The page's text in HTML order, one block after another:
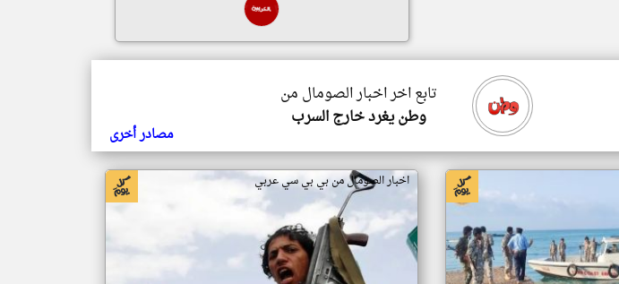
تابع اخر اخبار الصومال من
وطن يغرد خارج السرب
مصادر أخرى
اخبار الصومال من بي بي سي عربي